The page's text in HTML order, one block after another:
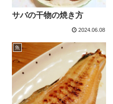
サバの干物の焼き方
2024.06.08
魚